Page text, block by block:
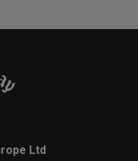
Ltd